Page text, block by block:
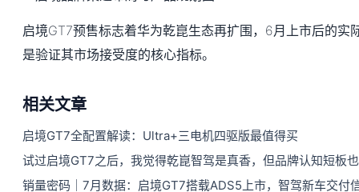
启境GT7预售标志着华为乾崑生态再扩围，6月上市后的实
是验证其市场接受度的核心指标。
相关文章
启境GT7全配置解读：Ultra+三电机四驱版最值得买
试过启境GT7之后，我觉得乾崑智驾是真香，但品牌认知短板
销量密码｜7月数据：启境GT7搭载ADS5上市，智驾新车交付